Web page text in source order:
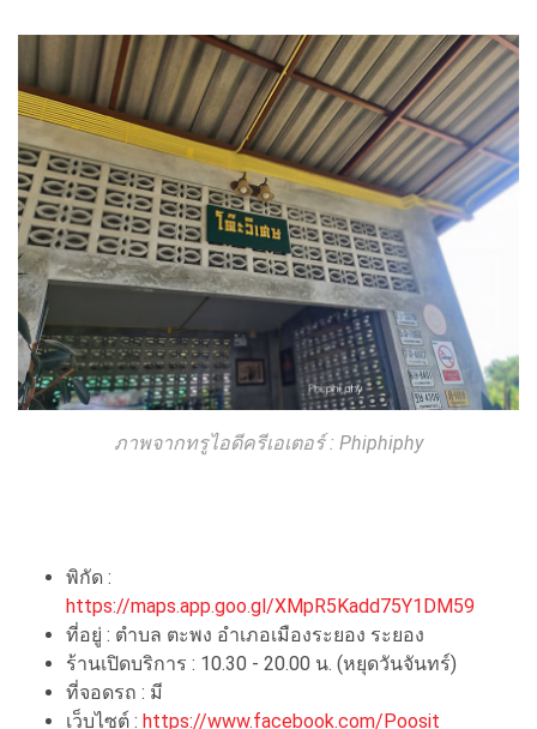
ภาพจากทรูไอดีครีเอเตอร์ : Phiphiphy
พิกัด :
https://maps.app.goo.gl/XMpR5Kadd75Y1DM59
ที่อยู่ : ตำบล ตะพง อำเภอเมืองระยอง ระยอง
ร้านเปิดบริการ : 10.30 - 20.00 น. (หยุดวันจันทร์)
ที่จอดรถ : มี
เว็บไซต์ : https://www.facebook.com/Poosit